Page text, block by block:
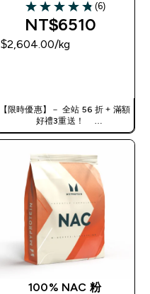
4.83 out of 5 stars
(6)
NT$6510‎
$2,604.00‎/kg
【限時優惠】－ 全站 56 折 + 滿額
好禮3重送！
使用優惠碼，獲得額外折扣：
TW56
100% NAC 粉